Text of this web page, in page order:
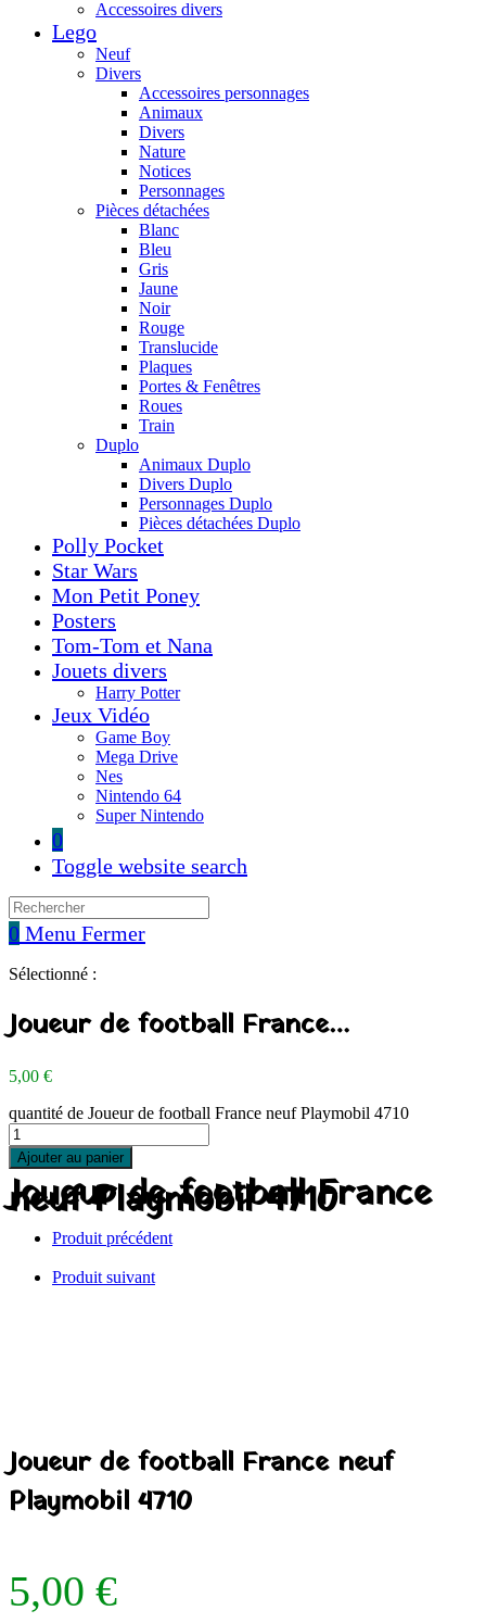
Accessoires divers
Lego
Neuf
Divers
Accessoires personnages
Animaux
Divers
Nature
Notices
Personnages
Pièces détachées
Blanc
Bleu
Gris
Jaune
Noir
Rouge
Translucide
Plaques
Portes & Fenêtres
Roues
Train
Duplo
Animaux Duplo
Divers Duplo
Personnages Duplo
Pièces détachées Duplo
Polly Pocket
Star Wars
Mon Petit Poney
Posters
Tom-Tom et Nana
Jouets divers
Harry Potter
Jeux Vidéo
Game Boy
Mega Drive
Nes
Nintendo 64
Super Nintendo
0
Toggle website search
0 Menu Fermer
Sélectionné :
Joueur de football France…
5,00 €
quantité de Joueur de football France neuf Playmobil 4710
Ajouter au panier
Joueur de football France
neuf Playmobil 4710
Produit précédent
Produit suivant
Joueur de football France neuf
Playmobil 4710
5,00 €